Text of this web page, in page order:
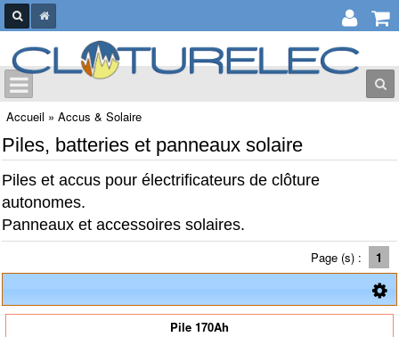
Accueil » Accus & Solaire
Piles, batteries et panneaux solaire
Piles et accus pour électrificateurs de clôture
autonomes.
Panneaux et accessoires solaires.
Page (s) : 1
Pile 170Ah